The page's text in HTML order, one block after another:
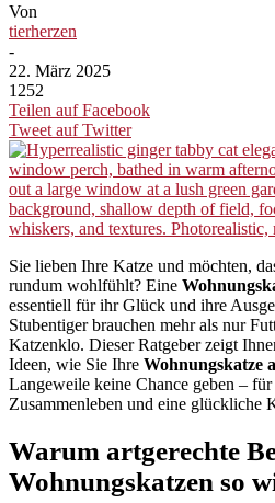
Von
tierherzen
-
22. März 2025
1252
Teilen auf Facebook
Tweet auf Twitter
Sie lieben Ihre Katze und möchten,
rundum wohlfühlt? Eine
essentiell für ihr Glück und ihre
Stubentiger brauchen mehr als nur
Katzenklo. Dieser Ratgeber zeigt
Ideen, wie Sie Ihre Wohnungskatze
Langeweile keine Chance geben –
Zusammenleben und eine glückliche
Warum artgerechte
Wohnungskatzen so